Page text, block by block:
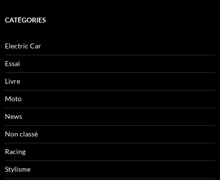
CATÉGORIES
Electric Car
Essai
Livre
Moto
News
Non classé
Racing
Stylisme